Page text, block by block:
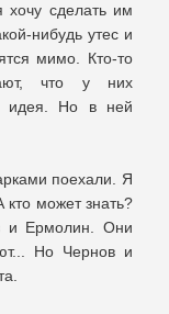
хочу сделать им
нибудь утес и
мимо. Кто-то
что у них
идея. Но в ней
поехали. Я
кто может знать?
и Ермолин. Они
Но Чернов и